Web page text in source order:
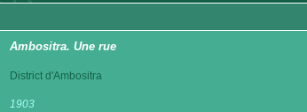
Ambositra. Une rue
District d'Ambositra
1903